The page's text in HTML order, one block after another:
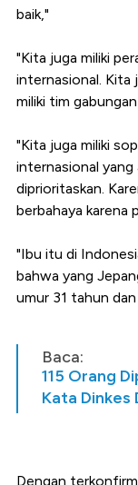
baik,"
"Kita juga miliki
internasional. Kita
miliki tim
"Kita juga miliki
internasional yang
diprioritaskan.
berbahaya karena
"Ibu itu di
bahwa yang
umur 31 tahun
Baca:
115 Orang
Kata Dinkes
Dengan